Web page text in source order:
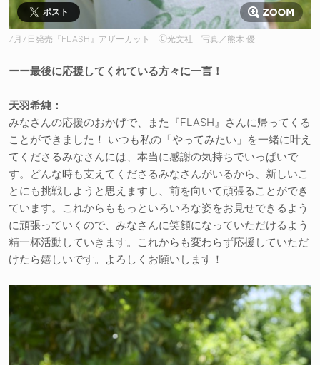
ポスト
7月7日発売『FLASH』アザーカット 🄫光文社 写真／熊木 優
ーー最後に応援してくれている方々に一言！
天羽希純：
みなさんの応援のおかげで、また『FLASH』さんに帰ってくる
ことができました！ いつも私の「やってみたい」を一緒に叶え
てくださるみなさんには、本当に感謝の気持ちでいっぱいで
す。どんな時も支えてくださるみなさんがいるから、新しいこ
とにも挑戦しようと思えますし、前を向いて頑張ることができ
ています。これからももっといろいろな姿をお見せできるよう
に頑張っていくので、みなさんに笑顔になっていただけるよう
精一杯活動していきます。これからも変わらず応援していただ
けたら嬉しいです。よろしくお願いします！